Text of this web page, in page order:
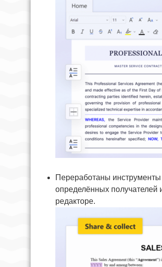
Переработаны
определённых получателей
редакторе.